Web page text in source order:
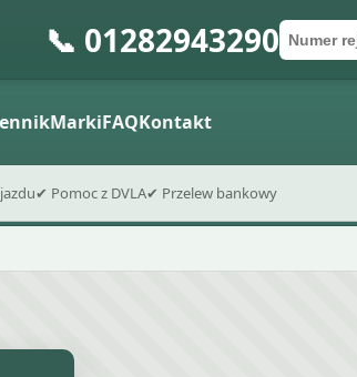
📞 01282943290Numer
Kod
Wyślij
MarkiFAQKontakt
✔ Pomoc z DVLA✔ Przelew bankowy